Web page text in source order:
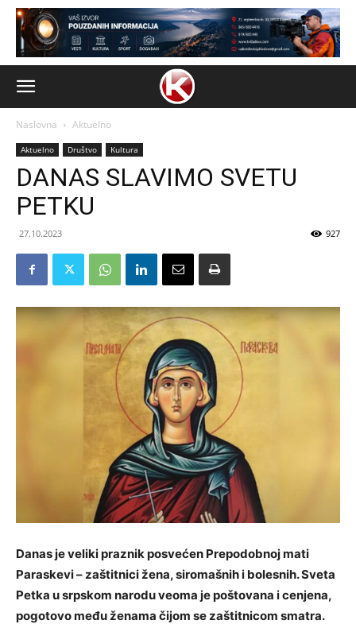
Naslovna Aktuelno
Aktuelno Društvo Kultura
DANAS SLAVIMO SVETU
PETKU
27.10.2023 927
Danas je veliki praznik posvećen Prepodobnoj mati
Paraskevi – zaštitnici žena, siromašnih i bolesnih. Sveta
Petka u srpskom narodu veoma je poštovana i cenjena,
pogotovo među ženama čijom se zaštitnicom smatra.